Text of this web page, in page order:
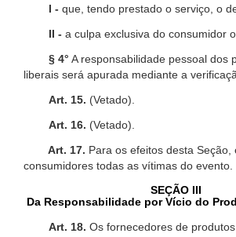
I - que, tendo prestado o serviço, o
II - a culpa exclusiva do consumidor
§ 4° A responsabilidade pessoal dos
liberais será apurada mediante a
Art. 15. (Vetado).
Art. 16. (Vetado).
Art. 17. Para os efeitos desta
consumidores todas as vítimas do evento.
SEÇÃO III
Da Responsabilidade por Vício do
Art. 18. Os fornecedores de